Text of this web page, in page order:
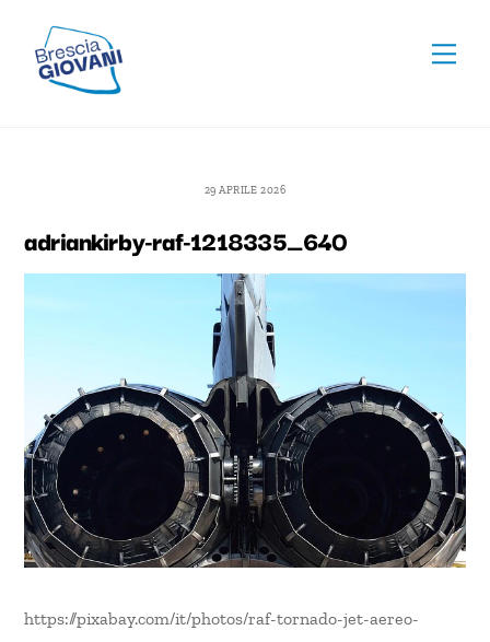
content
29 APRILE 2026
adriankirby-raf-1218335_640
https://pixabay.com/it/photos/raf-tornado-jet-aereo-